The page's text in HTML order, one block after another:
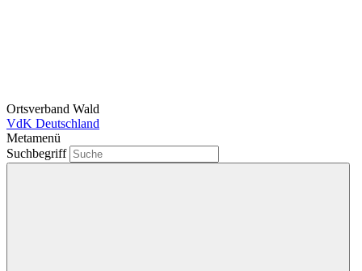
Ortsverband Wald
VdK Deutschland
Metamenü
Suchbegriff